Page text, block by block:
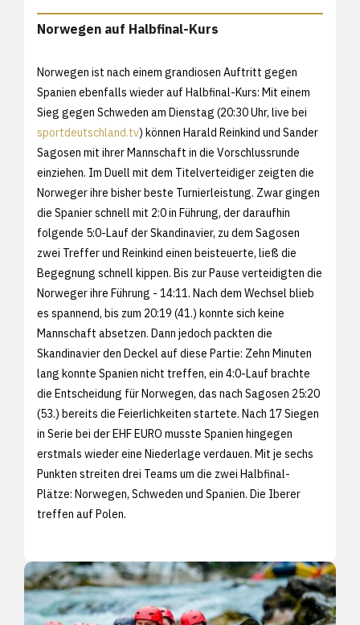
Norwegen auf Halbfinal-Kurs
Norwegen ist nach einem grandiosen Auftritt gegen
Spanien ebenfalls wieder auf Halbfinal-Kurs: Mit einem
Sieg gegen Schweden am Dienstag (20:30 Uhr, live bei
sportdeutschland.tv) können Harald Reinkind und Sander
Sagosen mit ihrer Mannschaft in die Vorschlussrunde
einziehen. Im Duell mit dem Titelverteidiger zeigten die
Norweger ihre bisher beste Turnierleistung. Zwar gingen
die Spanier schnell mit 2:0 in Führung, der daraufhin
folgende 5:0-Lauf der Skandinavier, zu dem Sagosen
zwei Treffer und Reinkind einen beisteuerte, ließ die
Begegnung schnell kippen. Bis zur Pause verteidigten die
Norweger ihre Führung - 14:11. Nach dem Wechsel blieb
es spannend, bis zum 20:19 (41.) konnte sich keine
Mannschaft absetzen. Dann jedoch packten die
Skandinavier den Deckel auf diese Partie: Zehn Minuten
lang konnte Spanien nicht treffen, ein 4:0-Lauf brachte
die Entscheidung für Norwegen, das nach Sagosen 25:20
(53.) bereits die Feierlichkeiten startete. Nach 17 Siegen
in Serie bei der EHF EURO musste Spanien hingegen
erstmals wieder eine Niederlage verdauen. Mit je sechs
Punkten streiten drei Teams um die zwei Halbfinal-
Plätze: Norwegen, Schweden und Spanien. Die Iberer
treffen auf Polen.